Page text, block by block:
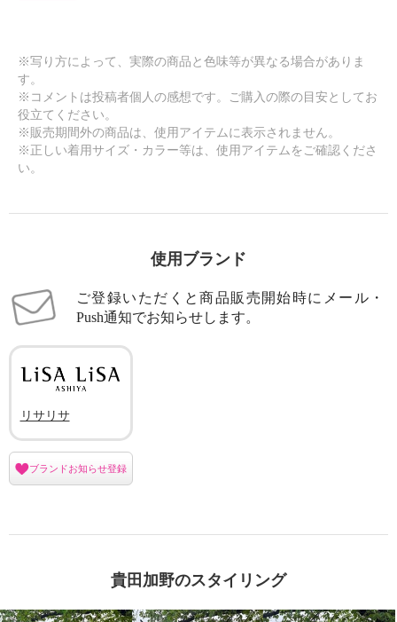
※写り方によって、実際の商品と色味等が異なる場合がありま
す。
※コメントは投稿者個人の感想です。ご購入の際の目安としてお
役立てください。
※販売期間外の商品は、使用アイテムに表示されません。
※正しい着用サイズ・カラー等は、使用アイテムをご確認くださ
い。
使用ブランド
ご登録いただくと商品販売開始時にメール・
Push通知でお知らせします。
リサリサ
ブランドお知らせ登録
貴田加野のスタイリング